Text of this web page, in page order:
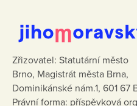
Zřizovatel: Statutární město
Brno, Magistrát města Brna,
Dominikánské nám.1, 601 67
Právní forma: příspěvková